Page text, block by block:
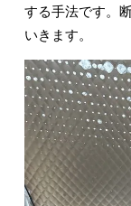
する手法です。
いきます。